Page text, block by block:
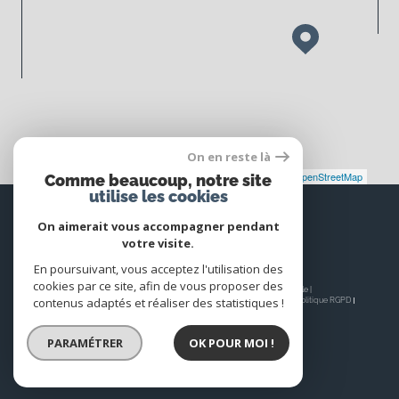
Leaflet|©JawgMaps © OpenStreetMap
Espace
PROPRIÉTAIRE
Se connecter
© 2026 | Tous droits réservés | Traduction powered by Google |
Nos honoraires
Plan du site Mentions légales Admin Nos liens
Politique RGPD
On en reste là
Comme beaucoup, notre site
utilise les cookies
On aimerait vous accompagner pendant
votre visite.
En poursuivant, vous acceptez l'utilisation des
cookies par ce site, afin de vous proposer des
contenus adaptés et réaliser des statistiques !
PARAMÉTRER OK POUR MOI !